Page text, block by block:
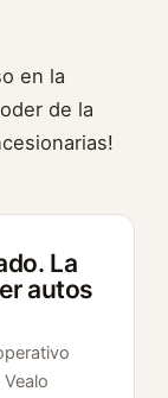
en la
de la
La
autos